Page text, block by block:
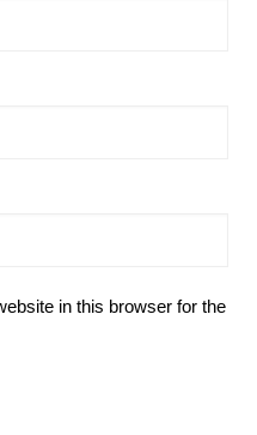
in this browser for the